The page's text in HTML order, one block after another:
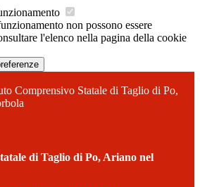
non possono essere
l'elenco nella pagina della cookie
Comprensivo Statale di Taglio di Po,
di Taglio di Po, Ariano nel